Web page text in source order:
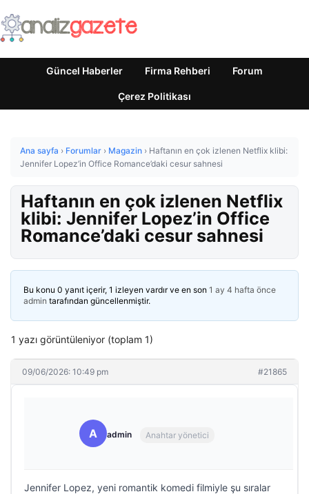
Güncel Haberler Firma Rehberi Forum
Çerez Politikası
Ana sayfa › Forumlar › Magazin › Haftanın en çok izlenen Netflix klibi:
Jennifer Lopez’in Office Romance’daki cesur sahnesi
Haftanın en çok izlenen Netflix
klibi: Jennifer Lopez’in Office
Romance’daki cesur sahnesi
Bu konu 0 yanıt içerir, 1 izleyen vardır ve en son 1 ay 4 hafta önce
admin tarafından güncellenmiştir.
1 yazı görüntüleniyor (toplam 1)
09/06/2026: 10:49 pm #21865
A admin Anahtar yönetici
Jennifer Lopez, yeni romantik komedi filmiyle şu sıralar